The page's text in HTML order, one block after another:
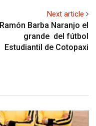
Next article
Ramón Barba Naranjo el
grande del fútbol
Estudiantil de Cotopaxi